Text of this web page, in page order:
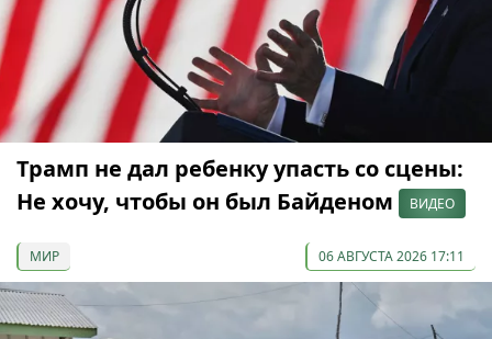
Трамп не дал ребенку упасть со сцены:
Не хочу, чтобы он был Байденом
ВИДЕО
МИР 06 АВГУСТА 2026 17:11